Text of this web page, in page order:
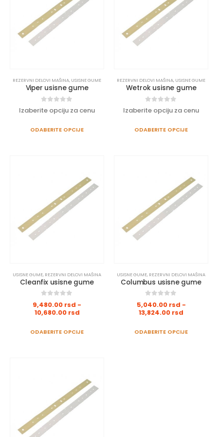
REZERVNI DELOVI MAŠINA, USISNE GUME
Viper usisne gume
0 out of 5
Izaberite opciju za cenu
ODABERITE OPCIJE
REZERVNI DELOVI MAŠINA, USISNE GUME
Wetrok usisne gume
0 out of 5
Izaberite opciju za cenu
ODABERITE OPCIJE
USISNE GUME, REZERVNI DELOVI MAŠINA
Cleanfix usisne gume
9,480.00 rsd -
10,680.00 rsd
ODABERITE OPCIJE
USISNE GUME, REZERVNI DELOVI MAŠINA
Columbus usisne gume
5,040.00 rsd -
13,824.00 rsd
ODABERITE OPCIJE